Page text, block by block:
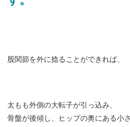
股関節を外に捻ることができれば、
太もも外側の大転子が引っ込み、
骨盤が後傾し、ヒップの奥にある小